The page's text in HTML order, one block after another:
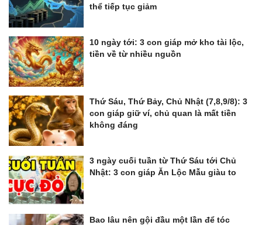
thể tiếp tục giảm
10 ngày tới: 3 con giáp mở kho tài lộc,
tiền về từ nhiều nguồn
Thứ Sáu, Thứ Bảy, Chủ Nhật (7,8,9/8): 3
con giáp giữ ví, chủ quan là mất tiền
không đáng
3 ngày cuối tuần từ Thứ Sáu tới Chủ
Nhật: 3 con giáp Ăn Lộc Mẫu giàu to
Bao lâu nên gội đầu một lần để tóc